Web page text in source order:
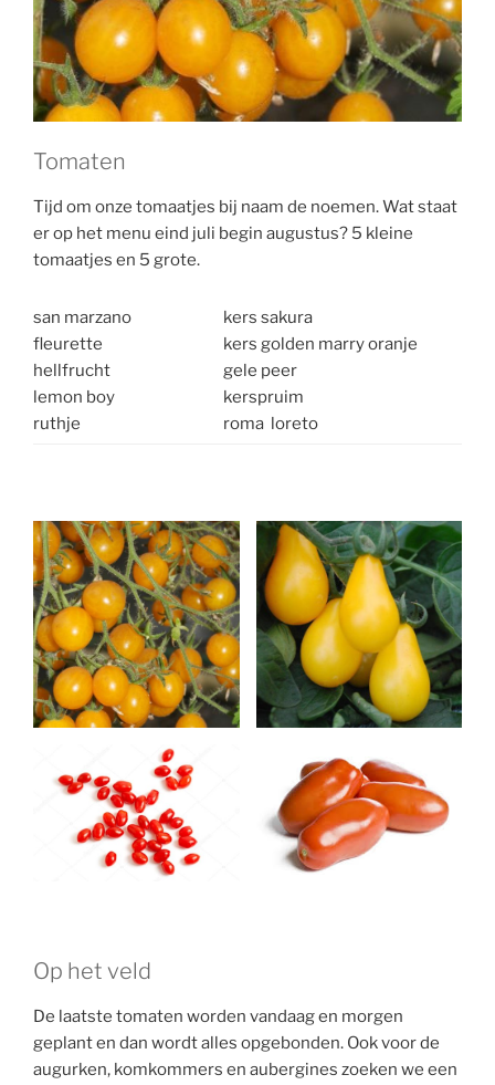
Tomaten
Tijd om onze tomaatjes bij naam de noemen. Wat staat
er op het menu eind juli begin augustus? 5 kleine
tomaatjes en 5 grote.
san marzano
fleurette
hellfrucht
lemon boy
ruthje
kers sakura
kers golden marry oranje
gele peer
kerspruim
roma loreto
Op het veld
De laatste tomaten worden vandaag en morgen
geplant en dan wordt alles opgebonden. Ook voor de
augurken, komkommers en aubergines zoeken we een